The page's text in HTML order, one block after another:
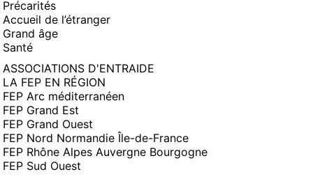
Précarités
Accueil de l’étranger
Grand âge
Santé
ASSOCIATIONS D'ENTRAIDE
LA FEP EN RÉGION
FEP Arc méditerranéen
FEP Grand Est
FEP Grand Ouest
FEP Nord Normandie Île-de-France
FEP Rhône Alpes Auvergne Bourgogne
FEP Sud Ouest